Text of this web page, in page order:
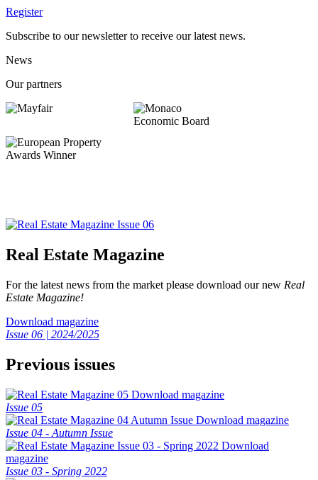
Register
Subscribe to our newsletter to receive our latest news.
News
Our partners
Real Estate Magazine
For the latest news from the market please download our new Real
Estate Magazine!
Download magazine
Issue 06 | 2024/2025
Previous issues
Download magazine
Issue 05
Download magazine
Issue 04 - Autumn Issue
Download
magazine
Issue 03 - Spring 2022